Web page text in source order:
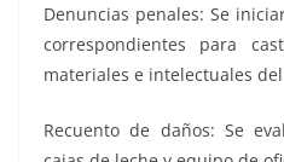
Denuncias penales: Se
correspondientes para
materiales e intelectuales
Recuento de daños: Se